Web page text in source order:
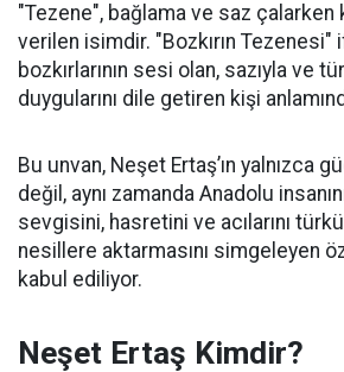
"Tezene", bağlama ve saz çalarken
verilen isimdir. "Bozkırın
bozkırlarının sesi olan, sazıyla ve
duygularını dile getiren kişi
Bu unvan, Neşet Ertaş’ın yalnızca
değil, aynı zamanda Anadolu
sevgisini, hasretini ve acılarını
nesillere aktarmasını simgeleyen
kabul ediliyor.
Neşet Ertaş Kimdir?